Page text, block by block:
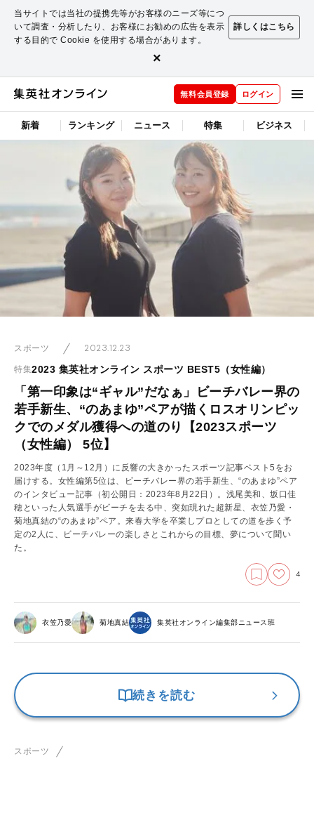
当サイトでは当社の提携先等がお客様のニーズ等につ
いて調査・分析したり、お客様にお勧めの広告を表示
する目的で Cookie を使用する場合があります。
詳しくはこちら
×
無料会員登録 ログイン
新着 ランキング ニュース 特集 ビジネス
スポーツ 2023.12.23
特集2023 集英社オンライン スポーツ BEST5（女性編）
「第一印象は“ギャル”だなぁ」ビーチバレー界の
若手新生、“のあまゆ”ペアが描くロスオリンピッ
クでのメダル獲得への道のり【2023スポーツ
（女性編） 5位】
2023年度（1月～12月）に反響の大きかったスポーツ記事ベスト5をお
届けする。女性編第5位は、ビーチバレー界の若手新生、“のあまゆ”ペア
のインタビュー記事（初公開日：2023年8月22日）。浅尾美和、坂口佳
穂といった人気選手がビーチを去る中、突如現れた超新星、衣笠乃愛・
菊地真結の“のあまゆ”ペア。来春大学を卒業しプロとしての道を歩く予
定の2人に、ビーチバレーの楽しさとこれからの目標、夢について聞い
た。
4
衣笠乃愛 菊地真結 集英社オンライン編集部ニュース班
続きを読む
スポーツ